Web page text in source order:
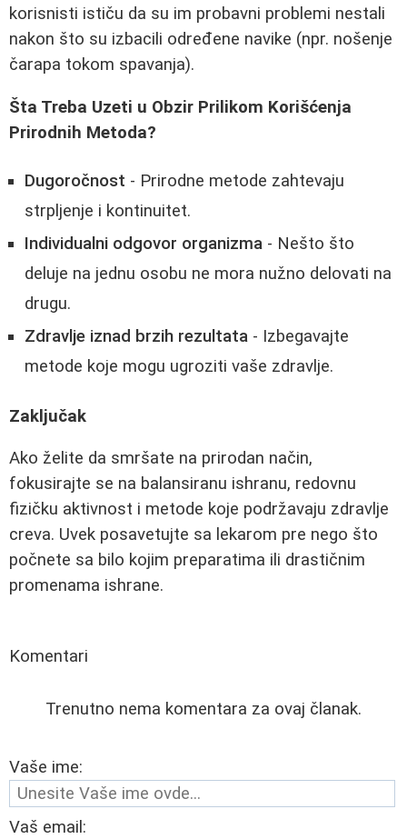
korisnisti ističu da su im probavni problemi nestali
nakon što su izbacili određene navike (npr. nošenje
čarapa tokom spavanja).
Šta Treba Uzeti u Obzir Prilikom Korišćenja
Prirodnih Metoda?
Dugoročnost - Prirodne metode zahtevaju
strpljenje i kontinuitet.
Individualni odgovor organizma - Nešto što
deluje na jednu osobu ne mora nužno delovati na
drugu.
Zdravlje iznad brzih rezultata - Izbegavajte
metode koje mogu ugroziti vaše zdravlje.
Zaključak
Ako želite da smršate na prirodan način,
fokusirajte se na balansiranu ishranu, redovnu
fizičku aktivnost i metode koje podržavaju zdravlje
creva. Uvek posavetujte sa lekarom pre nego što
počnete sa bilo kojim preparatima ili drastičnim
promenama ishrane.
Komentari
Trenutno nema komentara za ovaj članak.
Vaše ime:
Vaš email: